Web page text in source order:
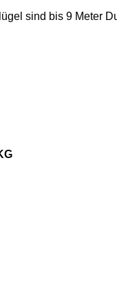
sind bis 9 Meter